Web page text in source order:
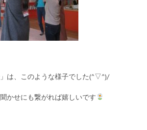
は、このような様子でした(^▽^)/
かせにも繋がれば嬉しいです